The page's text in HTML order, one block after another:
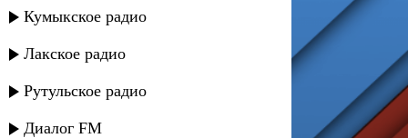
Кумыкское радио
Лакское радио
Рутульское радио
Диалог FM